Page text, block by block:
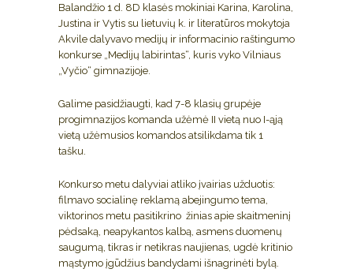
Balandžio 1 d. 8D klasės mokiniai Karina, Karolina,
Justina ir Vytis su lietuvių k. ir literatūros mokytoja
Akvile dalyvavo medijų ir informacinio raštingumo
konkurse „Medijų labirintas“, kuris vyko Vilniaus
„Vyčio“ gimnazijoje.
Galime pasidžiaugti, kad 7-8 klasių grupėje
progimnazijos komanda užėmė II vietą nuo I-ąją
vietą užėmusios komandos atsilikdama tik 1
tašku.
Konkurso metu dalyviai atliko įvairias užduotis:
filmavo socialinę reklamą abejingumo tema,
viktorinos metu pasitikrino žinias apie skaitmeninį
pėdsaką, neapykantos kalbą, asmens duomenų
saugumą, tikras ir netikras naujienas, ugdė kritinio
mąstymo įgūdžius bandydami išnagrinėti bylą.